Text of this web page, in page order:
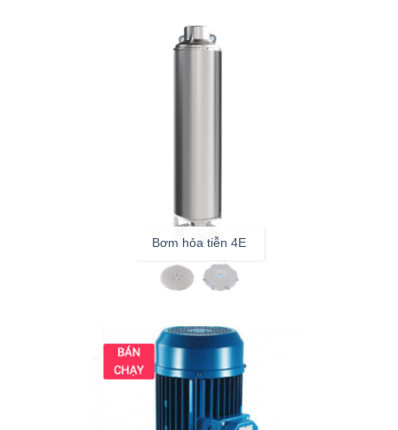
Bơm hỏa tiễn 4E